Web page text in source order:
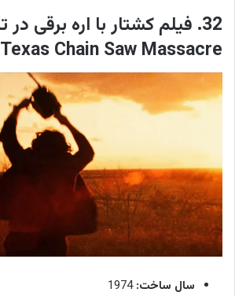
Texas Chain Saw Massacre)
سال ساخت:1974